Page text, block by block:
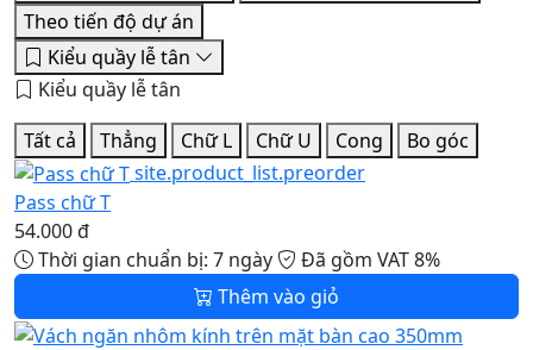
Theo tiến độ dự án
Kiểu quầy lễ tân
Kiểu quầy lễ tân
Tất cả
Thẳng Chữ L Chữ U Cong
Bo góc
site.product_list.preorder
Pass chữ T
54.000 đ
Thời gian chuẩn bị: 7 ngày
Đã gồm VAT 8%
Thêm vào giỏ